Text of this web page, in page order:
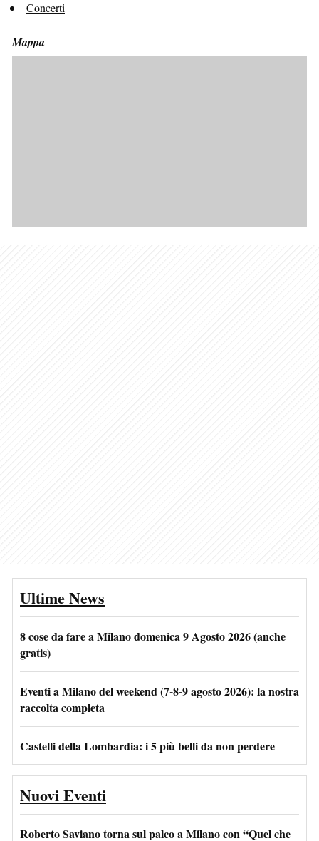
Concerti
Mappa
Ultime News
8 cose da fare a Milano domenica 9 Agosto 2026 (anche
gratis)
Eventi a Milano del weekend (7-8-9 agosto 2026): la nostra
raccolta completa
Castelli della Lombardia: i 5 più belli da non perdere
Nuovi Eventi
Roberto Saviano torna sul palco a Milano con “Quel che